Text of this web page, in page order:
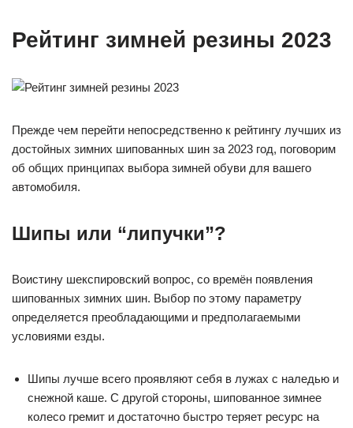
Рейтинг зимней резины 2023
Прежде чем перейти непосредственно к рейтингу лучших из
достойных зимних шипованных шин за 2023 год, поговорим
об общих принципах выбора зимней обуви для вашего
автомобиля.
Шипы или “липучки”?
Воистину шекспировский вопрос, со времён появления
шипованных зимних шин. Выбор по этому параметру
определяется преобладающими и предполагаемыми
условиями езды.
Шипы лучше всего проявляют себя в лужах с наледью и
снежной каше. С другой стороны, шипованное зимнее
колесо гремит и достаточно быстро теряет ресурс на